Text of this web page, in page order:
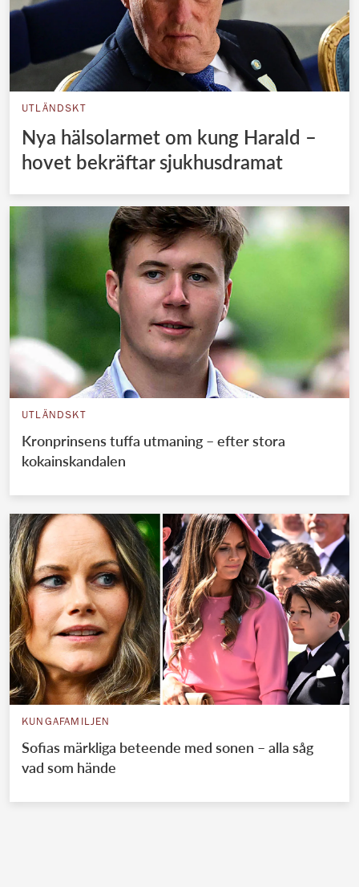
UTLÄNDSKT
Nya hälsolarmet om kung Harald –
hovet bekräftar sjukhusdramat
UTLÄNDSKT
Kronprinsens tuffa utmaning – efter stora
kokainskandalen
KUNGAFAMILJEN
Sofias märkliga beteende med sonen – alla såg
vad som hände